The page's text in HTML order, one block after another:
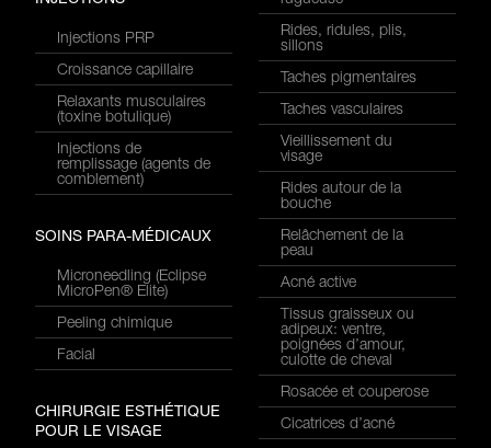
Injections PRP
Croissance capillaire
Relaxants musculaires
(toxine botulique)
Injections de
remplissage (agents de
comblement)
SOINS PARA-MÉDICAUX
Microneedling (Eclipse
MicroPen® Elite)
Peeling chimique
Facial
CHIRURGIE ESTHÉTIQUE
POUR LE VISAGE
Rides, ridules, plis,
sillons
Taches pigmentaires
Taches vasculaires
Vieillissement du
visage
Rides autour de la
bouche
Relâchement de la
peau
Acné active
Tissus graisseux ou
adipeux: ventre,
poignées d’amour,
culotte de cheval
Rosacée et couperose
Cicatrices d’acné